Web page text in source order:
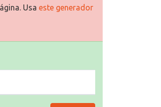
Usa este generador